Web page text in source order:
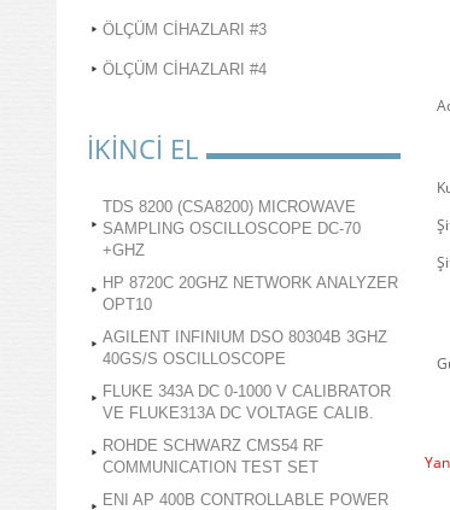
ÖLÇÜM CİHAZLARI #3
ÖLÇÜM CİHAZLARI #4
İKİNCİ EL
TDS 8200 (CSA8200) MICROWAVE
SAMPLING OSCILLOSCOPE DC-70
+GHZ
HP 8720C 20GHZ NETWORK ANALYZER
OPT10
AGILENT INFINIUM DSO 80304B 3GHZ
40GS/S OSCILLOSCOPE
FLUKE 343A DC 0-1000 V CALIBRATOR
VE FLUKE313A DC VOLTAGE CALIB.
ROHDE SCHWARZ CMS54 RF
COMMUNICATION TEST SET
ENI AP 400B CONTROLLABLE POWER